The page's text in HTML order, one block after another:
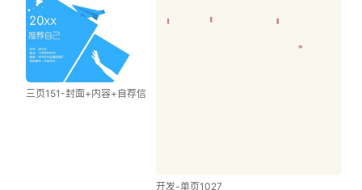
三页151-封面+内容+自荐信
开发-单页1027